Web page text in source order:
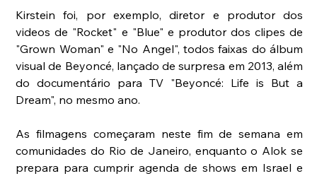
Kirstein foi, por exemplo, diretor e produtor dos
videos de "Rocket" e "Blue" e produtor dos clipes de
"Grown Woman" e "No Angel", todos faixas do álbum
visual de Beyoncé, lançado de surpresa em 2013, além
do documentário para TV "Beyoncé: Life is But a
Dream", no mesmo ano.
As filmagens começaram neste fim de semana em
comunidades do Rio de Janeiro, enquanto o Alok se
prepara para cumprir agenda de shows em Israel e